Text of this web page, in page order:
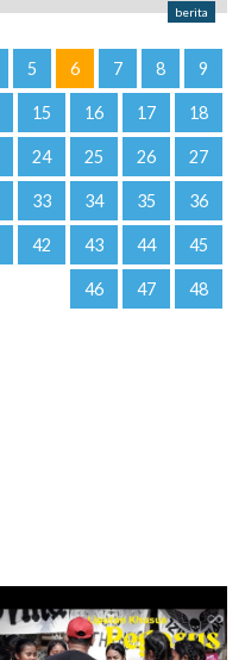
berita
5 6 7 8 9
15 16 17 18
24 25 26 27
33 34 35 36
42 43 44 45
46 47 48